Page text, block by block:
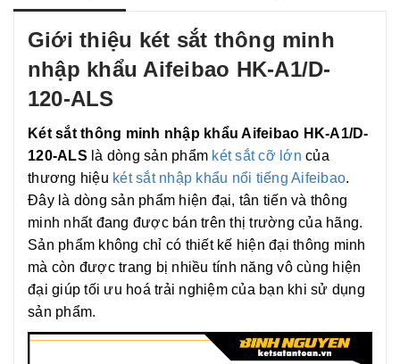
Giới thiệu két sắt thông minh
nhập khẩu Aifeibao HK-A1/D-
120-ALS
Két sắt thông minh nhập khẩu Aifeibao HK-A1/D-
120-ALS là dòng sản phẩm két sắt cỡ lớn của
thương hiệu két sắt nhập khẩu nổi tiếng Aifeibao.
Đây là dòng sản phẩm hiện đại, tân tiến và thông
minh nhất đang được bán trên thị trường của hãng.
Sản phẩm không chỉ có thiết kế hiện đại thông minh
mà còn được trang bị nhiều tính năng vô cùng hiện
đại giúp tối ưu hoá trải nghiệm của bạn khi sử dụng
sản phẩm.